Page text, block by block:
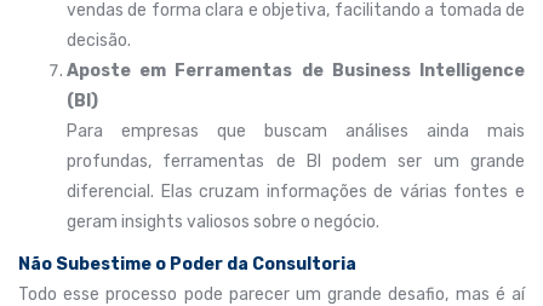
vendas de forma clara e objetiva, facilitando a tomada de
decisão.
Aposte em Ferramentas de Business Intelligence
(BI)
Para empresas que buscam análises ainda mais
profundas, ferramentas de BI podem ser um grande
diferencial. Elas cruzam informações de várias fontes e
geram insights valiosos sobre o negócio.
Não Subestime o Poder da Consultoria
Todo esse processo pode parecer um grande desafio, mas é aí